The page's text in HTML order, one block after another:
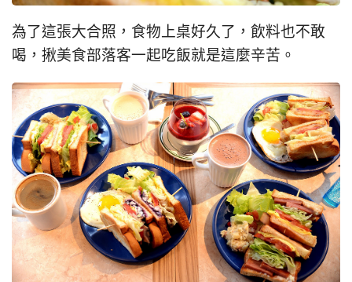
為了這張大合照，食物上桌好久了，飲料也不敢
喝，揪美食部落客一起吃飯就是這麼辛苦。